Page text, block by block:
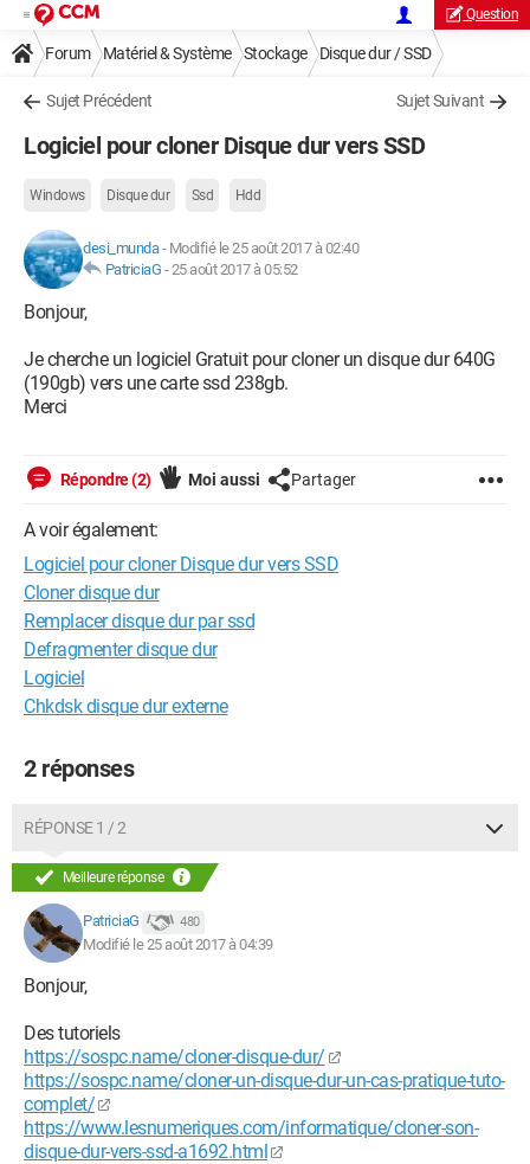
Question
Forum Matériel & Système Stockage Disque dur / SSD
Sujet Précédent Sujet Suivant
Logiciel pour cloner Disque dur vers SSD
Windows Disque dur Ssd Hdd
desi_munda- Modifié le 25 août 2017 à 02:40
PatriciaG -25 août 2017 à 05:52
Bonjour,
Je cherche un logiciel Gratuit pour cloner un disque dur 640G
(190gb) vers une carte ssd 238gb.
Merci
Répondre (2) Moi aussi Partager
A voir également:
Logiciel pour cloner Disque dur vers SSD
Cloner disque dur
Remplacer disque dur par ssd
Defragmenter disque dur
Logiciel
Chkdsk disque dur externe
2 réponses
RÉPONSE 1 / 2
Meilleure réponse
PatriciaG 480
Modifié le 25 août 2017 à 04:39
Bonjour,
Des tutoriels
https://sospc.name/cloner-disque-dur/
https://sospc.name/cloner-un-disque-dur-un-cas-pratique-tuto-
complet/
https://www.lesnumeriques.com/informatique/cloner-son-
disque-dur-vers-ssd-a1692.html